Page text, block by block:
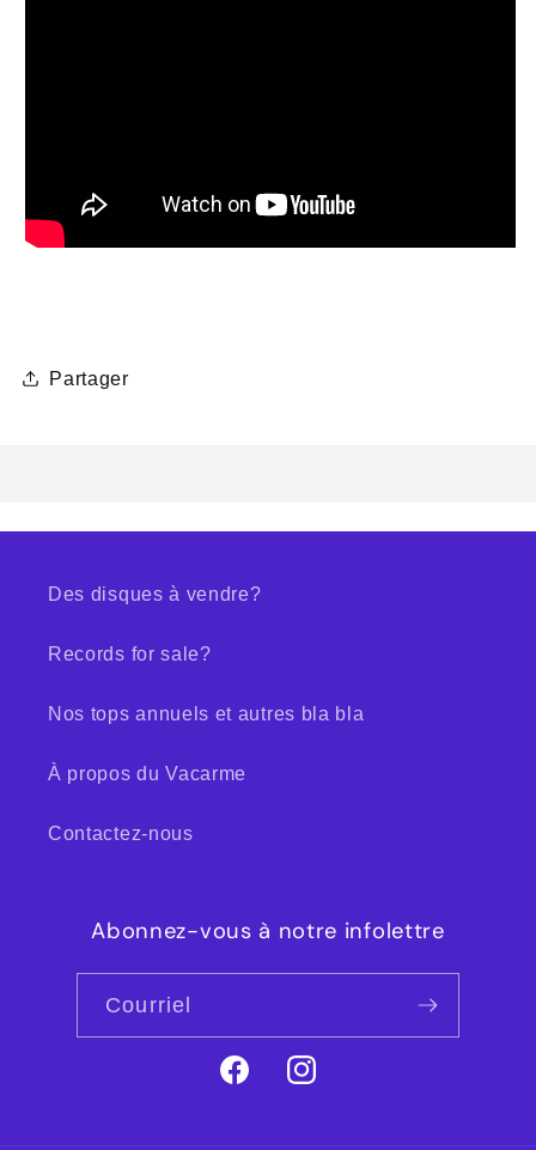
Partager
Des disques à vendre?
Records for sale?
Nos tops annuels et autres bla bla
À propos du Vacarme
Contactez-nous
Abonnez-vous à notre infolettre
Courriel
FacebookInstagram